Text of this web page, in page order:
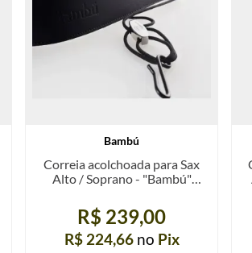
Bambú
Correia acolchoada para Sax
Alto / Soprano - "Bambú"
R$ 239,00
R$ 224,66 no Pix